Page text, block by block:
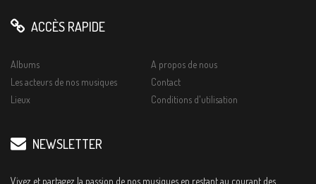
ACCÈS RAPIDE
Albums
Les acteurs de nos musiques
Lieux
A propos de nous
Contact
Conditions d'utilisation
NEWSLETTER
Vivez et partagez la passion de nos musiques en restant au courant des